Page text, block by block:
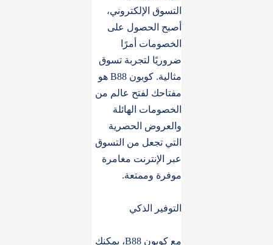
التسوق الإلكتروني،
أصبح الحصول على
الخصومات أمرًا
ضروريًا لتجربة تسوق
مثالية. كوبون B88 هو
مفتاحك لفتح عالم من
الخصومات الهائلة
والعروض الحصرية
التي تجعل من التسوق
عبر الإنترنت مغامرة
موفرة وممتعة.
التوفير الذكي
مع كوبون B88، يمكنك